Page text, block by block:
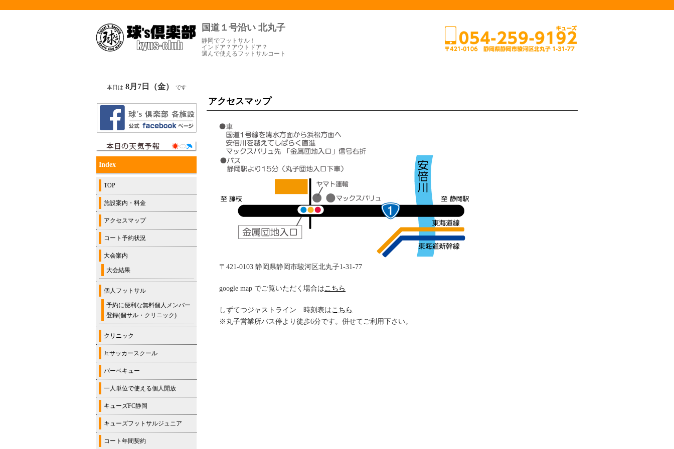
国道１号沿い 北丸子
静岡でフットサル！
インドア？アウトドア？
選んで使えるフットサルコート
アクセスマップ
〒421-0103 静岡県静岡市駿河区北丸子1-31-77
google map でご覧いただく場合は こちら
しずてつジャストライン 時刻表は こちら
※丸子営業所バス停より徒歩6分です。併せてご利用下さい。
本日は 8月7日（金） です
Index
TOP
施設案内・料金
アクセスマップ
コート予約状況
大会案内
大会結果
個人フットサル
予約に便利な無料個人メンバー
登録(個サル・クリニック)
クリニック
Jr.サッカースクール
バーベキュー
一人単位で使える個人開放
キューズFC静岡
キューズフットサルジュニア
コート年間契約